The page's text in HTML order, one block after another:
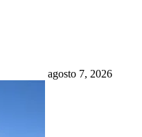
agosto 7, 2026